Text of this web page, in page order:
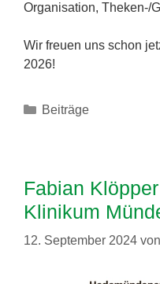
Organisation, Theken-/
Wir freuen uns schon
2026!
Kategorien
Beiträge
Fabian
Klinikum
12. September 2024 von